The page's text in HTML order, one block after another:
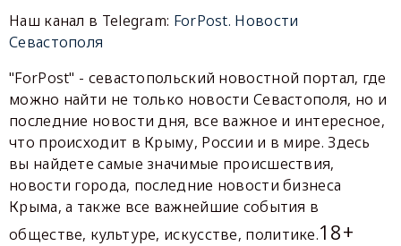
Наш канал в Telegram: ForPost. Новости
Севастополя
"ForPost" - севастопольский новостной портал, где
можно найти не только новости Севастополя, но и
последние новости дня, все важное и интересное,
что происходит в Крыму, России и в мире. Здесь
вы найдете самые значимые происшествия,
новости города, последние новости бизнеса
Крыма, а также все важнейшие события в
обществе, культуре, искусстве, политике.18+